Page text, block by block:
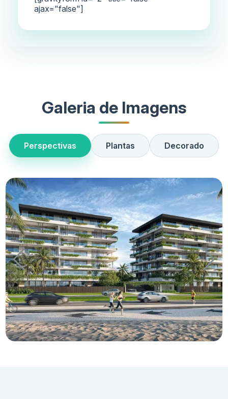
ajax="false"]
Galeria de Imagens
Perspectivas Plantas Decorado